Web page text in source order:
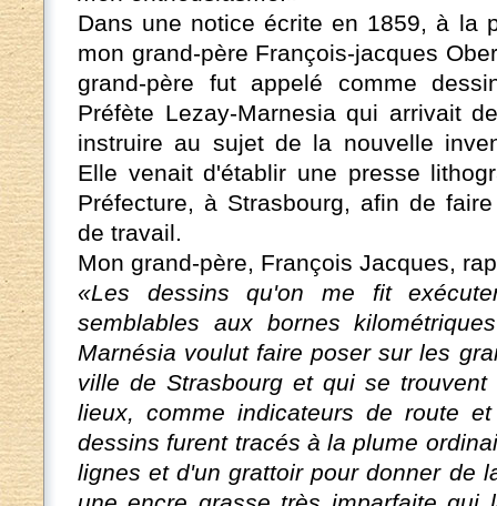
Dans une notice écrite en 1859, à la
mon grand-père François-jacques
grand-père fut appelé comme
Préfète Lezay-Marnesia qui arrivait
instruire au sujet de la nouvelle
Elle venait d'établir une presse
Préfecture, à Strasbourg, afin de
de travail.
Mon grand-père, François Jacques,
«Les dessins qu'on me fit
semblables aux bornes
Marnésia voulut faire poser sur les
ville de Strasbourg et qui se
lieux, comme indicateurs de route
dessins furent tracés à la plume
lignes et d'un grattoir pour donner de